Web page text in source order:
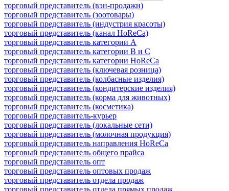
торговый представитель (вэн-продажи)
торговый представитель (зоотовары)
торговый представитель (индустрия красоты)
торговый представитель (канал HoReCa)
торговый представитель категории A
торговый представитель категории B и C
торговый представитель категории HoReCa
торговый представитель (ключевая розница)
торговый представитель (колбасные изделия)
торговый представитель (кондитерские изделия)
торговый представитель (корма для животных)
торговый представитель (косметика)
торговый представитель-курьер
торговый представитель (локальные сети)
торговый представитель (молочная продукция)
торговый представитель направления HoReCa
торговый представитель общего прайса
торговый представитель опт
торговый представитель оптовых продаж
торговый представитель отдела продаж
торговый представитель отдела прямых продаж